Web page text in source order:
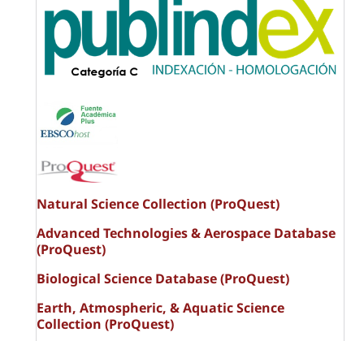
Natural Science Collection (ProQuest)
Advanced Technologies & Aerospace Database
(ProQuest)
Biological Science Database (ProQuest)
Earth, Atmospheric, & Aquatic Science
Collection (ProQuest)